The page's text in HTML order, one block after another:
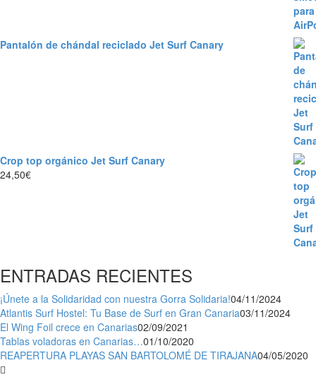
Pantalón de chándal reciclado Jet Surf Canary
Crop top orgánico Jet Surf Canary
24,50€
ENTRADAS RECIENTES
¡Únete a la Solidaridad con nuestra Gorra Solidaria!04/11/2024
Atlantis Surf Hostel: Tu Base de Surf en Gran Canaria03/11/2024
El Wing Foil crece en Canarias02/09/2021
Tablas voladoras en Canarias…01/10/2020
REAPERTURA PLAYAS SAN BARTOLOMÉ DE TIRAJANA04/05/2020